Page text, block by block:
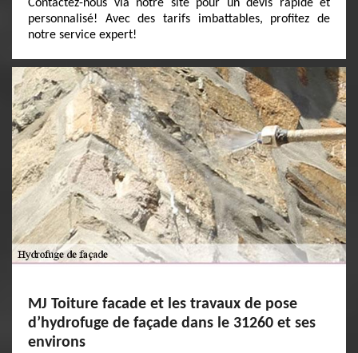
Contactez-nous via notre site pour un devis rapide et
personnalisé! Avec des tarifs imbattables, profitez de
notre service expert!
MJ Toiture facade et les travaux de pose
d’hydrofuge de façade dans le 31260 et ses
environs